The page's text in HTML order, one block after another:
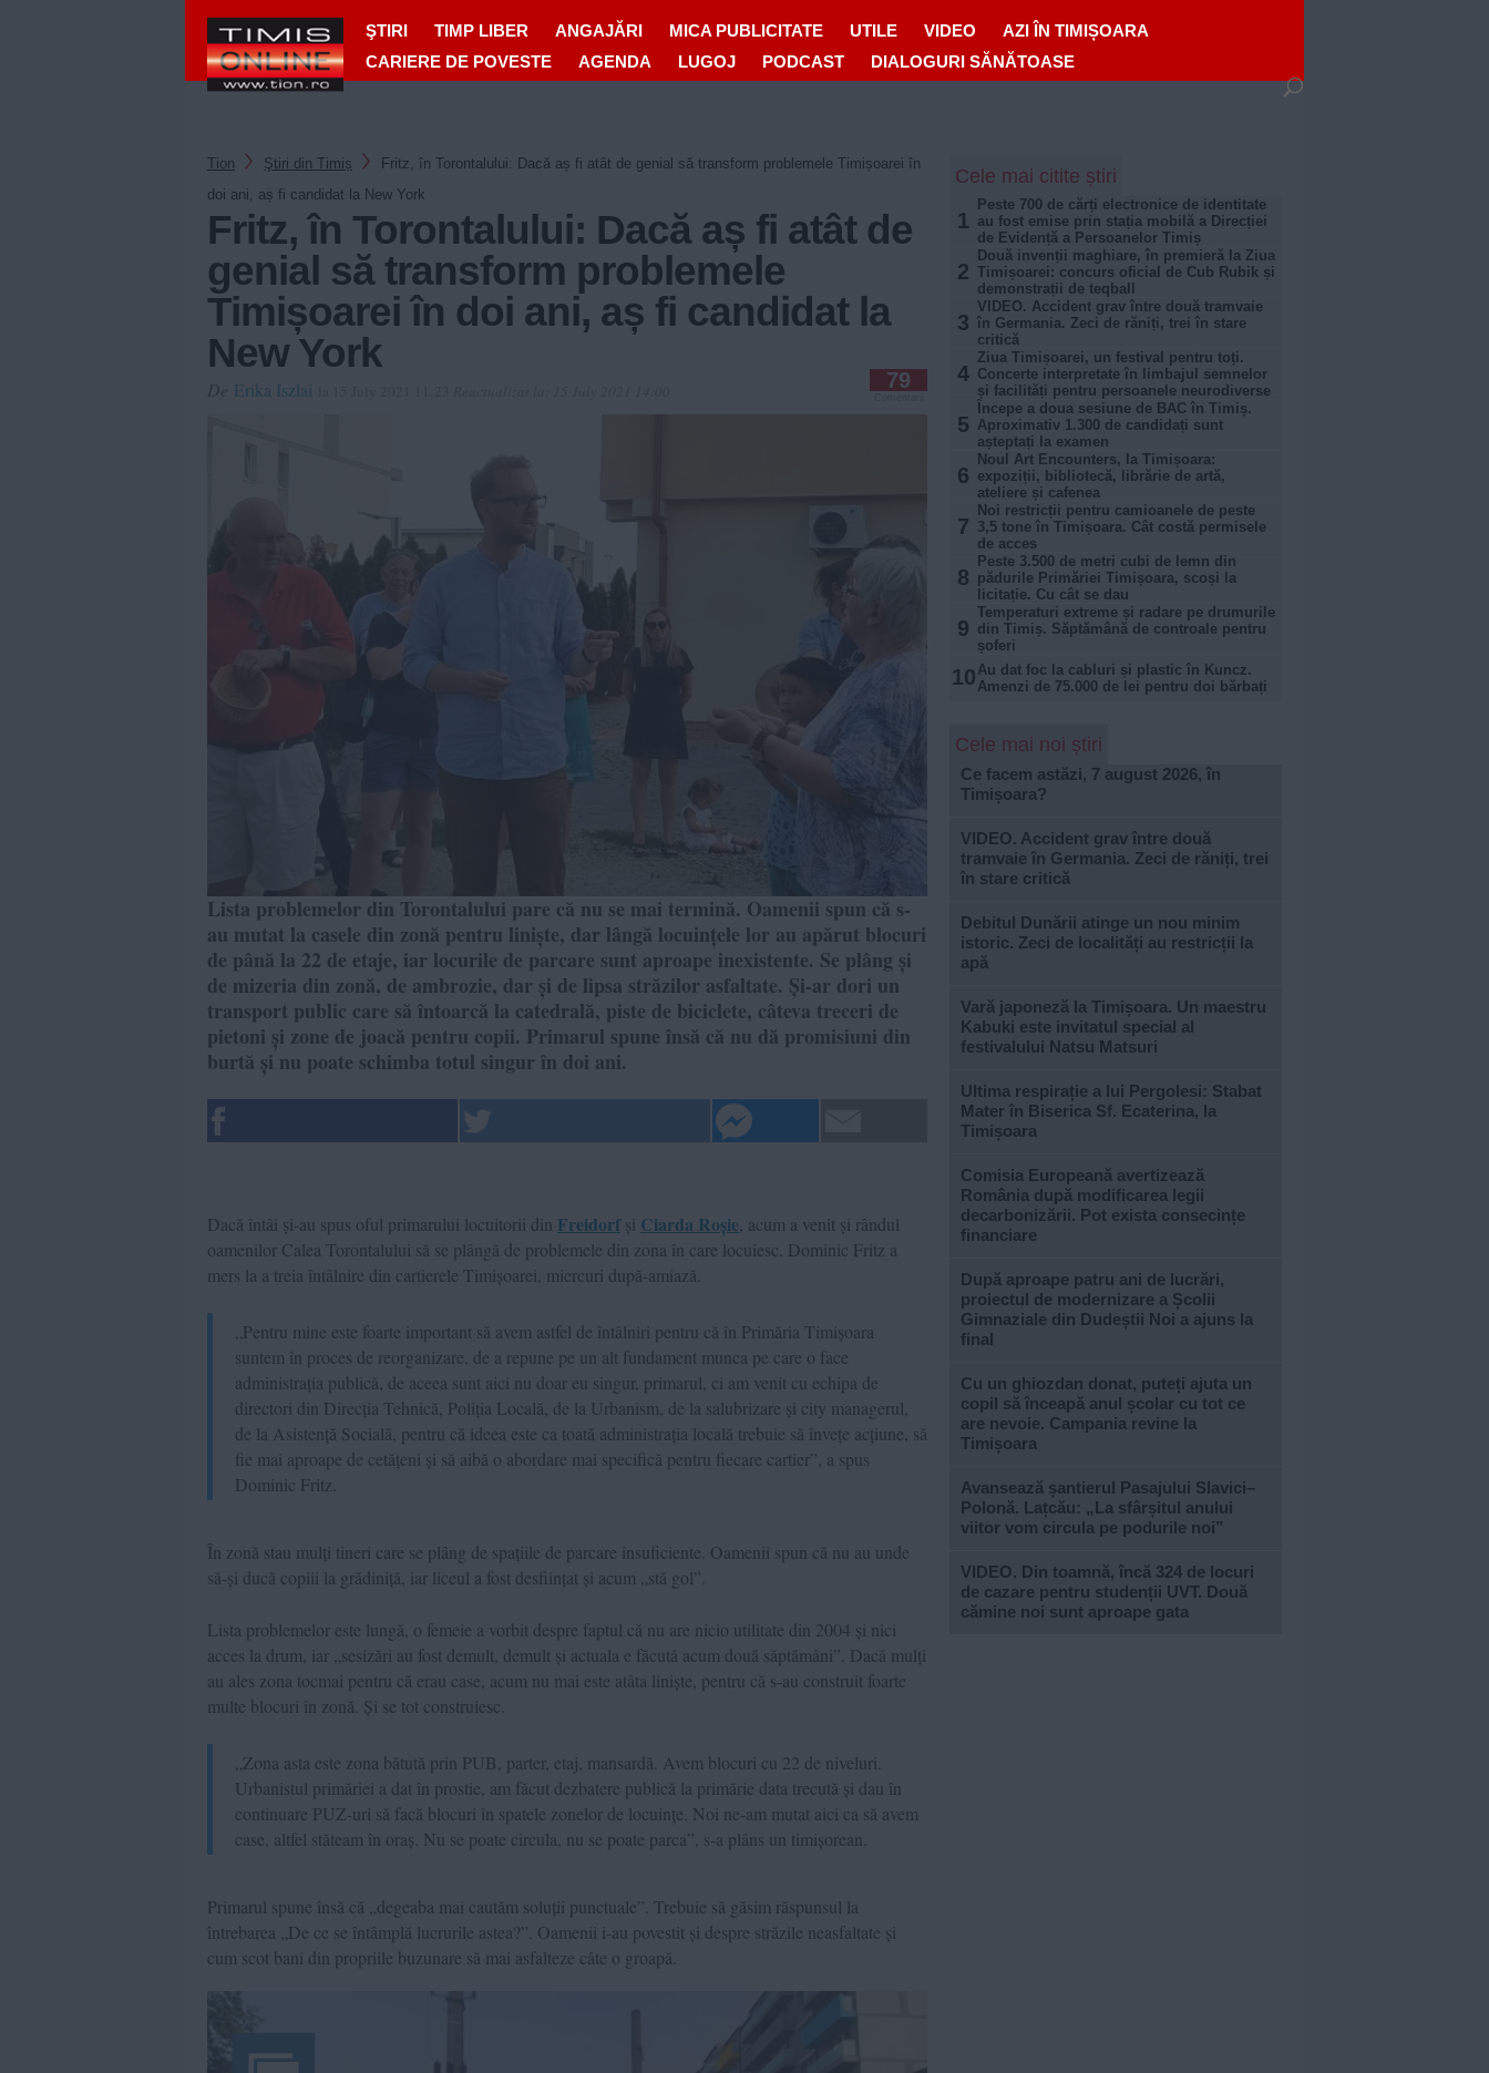
ŞTIRI TIMP LIBER ANGAJĂRI MICA PUBLICITATE UTILE VIDEO
AZI ÎN TIMIȘOARA
CARIERE DE POVESTE
AGENDA LUGOJ PODCAST DIALOGURI SĂNĂTOASE
Tion Ştiri din Timiș
Fritz, în Torontalului: Dacă aș fi atât de genial să transform problemele Timișoarei în
doi ani, aș fi candidat la New York
Fritz, în Torontalului: Dacă aș fi atât de
genial să transform problemele
Timișoarei în doi ani, aș fi candidat la
New York
Erika Iszlai 79
Lista problemelor din Torontalului pare că nu se mai termină. Oamenii spun că s-
au mutat la casele din zonă pentru liniște, dar lângă locuințele lor au apărut blocuri
de până la 22 de etaje, iar locurile de parcare sunt aproape inexistente. Se plâng și
de mizeria din zonă, de ambrozie, dar și de lipsa străzilor asfaltate. Și-ar dori un
transport public care să întoarcă la catedrală, piste de biciclete, câteva treceri de
pietoni și zone de joacă pentru copii. Primarul spune însă că nu dă promisiuni din
burtă și nu poate schimba totul singur în doi ani.
Dacă întâi și-au spus oful primarului locuitorii din Freidorf și Ciarda Roșie , acum a venit și rândul
oamenilor Calea Torontalului să se plângă de problemele din zona în care locuiesc. Dominic Fritz a
mers la a treia întâlnire din cartierele Timișoarei, miercuri după-amiază.
„Pentru mine este foarte important să avem astfel de întâlniri pentru că în Primăria Timișoara
suntem în proces de reorganizare, de a repune pe un alt fundament munca pe care o face
administrația publică, de aceea sunt aici nu doar eu singur, primarul, ci am venit cu echipa de
directori din Direcția Tehnică, Poliția Locală, de la Urbanism, de la salubrizare și city managerul,
de la Asistență Socială, pentru că ideea este ca toată administrația locală trebuie să învețe acțiune, să
fie mai aproape de cetățeni și să aibă o abordare mai specifică pentru fiecare cartier”, a spus
Dominic Fritz.
În zonă stau mulți tineri care se plâng de spațiile de parcare insuficiente. Oamenii spun că nu au unde
să-și ducă copiii la grădiniță, iar liceul a fost desființat și acum „stă gol”.
Lista problemelor este lungă, o femeie a vorbit despre faptul că nu are nicio utilitate din 2004 și nici
acces la drum, iar „sesizări au fost demult, demult și actuala e făcută acum două săptămâni”. Dacă mulți
au ales zona tocmai pentru că erau case, acum nu mai este atâta liniște, pentru că s-au construit foarte
multe blocuri în zonă. Și se tot construiesc.
„Zona asta este zona bătută prin PUB, parter, etaj, mansardă. Avem blocuri cu 22 de niveluri.
Urbanistul primăriei a dat în prostie, am făcut dezbatere publică la primărie data trecută și dau în
continuare PUZ-uri să facă blocuri în spatele zonelor de locuințe. Noi ne-am mutat aici ca să avem
case, altfel stăteam în oraș. Nu se poate circula, nu se poate parca”, s-a plâns un timișorean.
Primarul spune însă că „degeaba mai cautăm soluții punctuale”. Trebuie să găsim răspunsul la
întrebarea „De ce se întâmplă lucrurile astea?”. Oamenii i-au povestit și despre străzile neasfaltate și
cum scot bani din propriile buzunare să mai asfalteze câte o groapă.
Cele mai citite știri
1
Peste 700 de cărți electronice de identitate
au fost emise prin stația mobilă a Direcției
de Evidență a Persoanelor Timiș
2
Două invenții maghiare, în premieră la Ziua
Timișoarei: concurs oficial de Cub Rubik și
demonstrații de teqball
3
VIDEO. Accident grav între două tramvaie
în Germania. Zeci de răniți, trei în stare
critică
4
Ziua Timișoarei, un festival pentru toți.
Concerte interpretate în limbajul semnelor
și facilități pentru persoanele neurodiverse
5
Începe a doua sesiune de BAC în Timiș.
Aproximativ 1.300 de candidați sunt
așteptați la examen
6
Noul Art Encounters, la Timișoara:
expoziții, bibliotecă, librărie de artă,
ateliere și cafenea
7
Noi restricții pentru camioanele de peste
3,5 tone în Timișoara. Cât costă permisele
de acces
8
Peste 3.500 de metri cubi de lemn din
pădurile Primăriei Timișoara, scoși la
licitație. Cu cât se dau
9
Temperaturi extreme și radare pe drumurile
din Timiș. Săptămână de controale pentru
șoferi
10 Au dat foc la cabluri și plastic în Kuncz.
Amenzi de 75.000 de lei pentru doi bărbați
Cele mai noi știri
Ce facem astăzi, 7 august 2026, în
Timișoara?
VIDEO. Accident grav între două
tramvaie în Germania. Zeci de răniți, trei
în stare critică
Debitul Dunării atinge un nou minim
istoric. Zeci de localități au restricții la
apă
Vară japoneză la Timișoara. Un maestru
Kabuki este invitatul special al
festivalului Natsu Matsuri
Ultima respirație a lui Pergolesi: Stabat
Mater în Biserica Sf. Ecaterina, la
Timișoara
Comisia Europeană avertizează
România după modificarea legii
decarbonizării. Pot exista consecințe
financiare
După aproape patru ani de lucrări,
proiectul de modernizare a Școlii
Gimnaziale din Dudeștii Noi a ajuns la
final
Cu un ghiozdan donat, puteți ajuta un
copil să înceapă anul școlar cu tot ce
are nevoie. Campania revine la
Timișoara
Avansează șantierul Pasajului Slavici–
Polonă. Lațcău: „La sfârșitul anului
viitor vom circula pe podurile noi”
VIDEO. Din toamnă, încă 324 de locuri
de cazare pentru studenții UVT. Două
cămine noi sunt aproape gata